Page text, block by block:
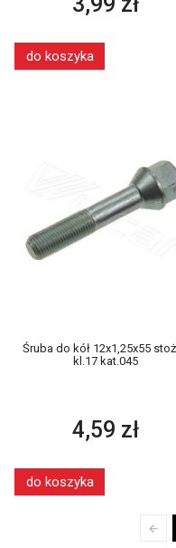
do koszyka
Śruba do kół 12x1,25x55
kl.17 kat.045
4,59 zł
do koszyka